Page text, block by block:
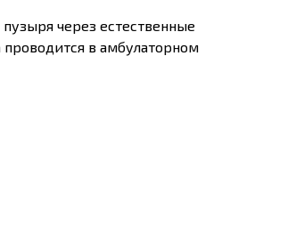
через естественные
в амбулаторном